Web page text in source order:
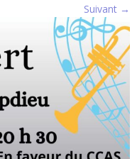
Suivant →